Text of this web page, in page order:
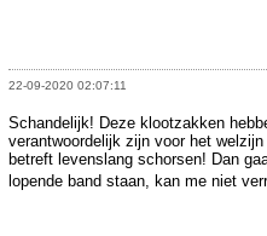
22-09-2020 02:07:11
Schandelijk! Deze klootzakken
verantwoordelijk zijn voor het
betreft levenslang schorsen! Dan
lopende band staan, kan me niet